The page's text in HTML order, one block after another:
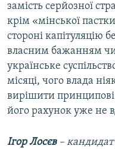
замість серйозної
крім «мінської
стороні капітуляцію
власним бажанням
українське
місяці, чого влада
вирішити
його рахунок уже не
Ігор Лосєв –